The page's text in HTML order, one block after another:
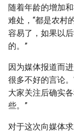
随着年龄的增加
难处，“都是农村
容易了，如果以
的。”
因为媒体报道而
很多不好的言论
大家关注后确实
些。”
对于这次向媒体